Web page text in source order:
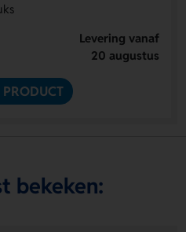
Levering vanaf
20 augustus
bekeken: